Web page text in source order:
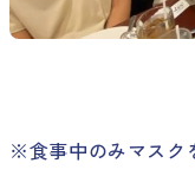
※食事中のみマスク